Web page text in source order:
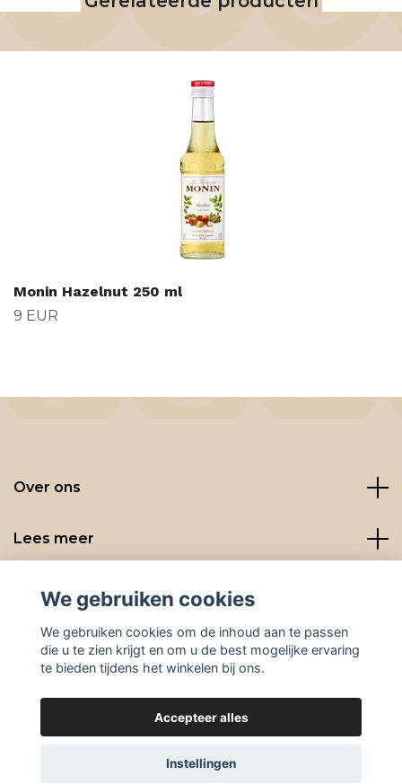
Monin Hazelnut 250 ml
9 EUR
Over ons
Lees meer
Social media
© 2026 BeanBuddies
We gebruiken cookies
We gebruiken cookies om de inhoud aan te passen
die u te zien krijgt en om u de best mogelijke ervaring
te bieden tijdens het winkelen bij ons.
Accepteer alles
Instellingen